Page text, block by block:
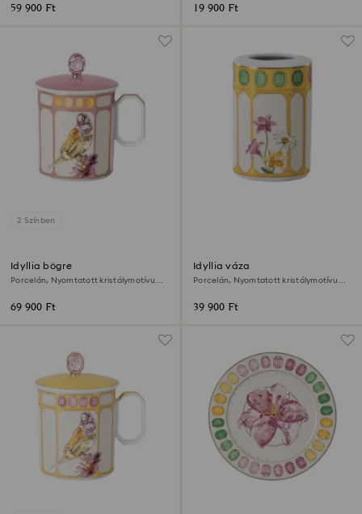
59 900 Ft 19 900 Ft
2 Színben
Idyllia bögre
Porcelán, Nyomtatott kristálymotívum,
69 900 Ft
Idyllia váza
Porcelán, Nyomtatott kristálymotívum,
39 900 Ft